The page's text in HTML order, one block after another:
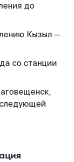
до
Кызыл —
со станции